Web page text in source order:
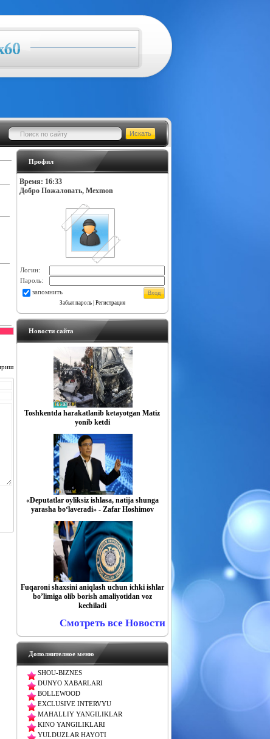
Профил
Время: 16:33
Добро Пожаловать, Mexmon
Логин:
Пароль:
запомнить
Забыл пароль| Регистрация
Новости сайта
Toshkentda harakatlanib ketayotgan Matiz
yonib ketdi
«Deputatlar oyliksiz ishlasa, natija shunga
yarasha bo‘laveradi» - Zafar Hoshimov
Fuqaroni shaxsini aniqlash uchun ichki ishlar
boʼlimiga olib borish amaliyotidan voz
kechiladi
Смотреть все Новости
Дополнителное меню
SHOU-BIZNES
DUNYO XABARLARI
BOLLEWOOD
EXCLUSIVE INTERVYU
MAHALLIY YANGILIKLAR
KINO YANGILIKLARI
YULDUZLAR HAYOTI